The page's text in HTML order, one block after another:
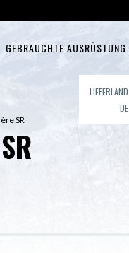
GEBRAUCHTE AUSRÜSTUNG
LIEFERLAND
DE
SR